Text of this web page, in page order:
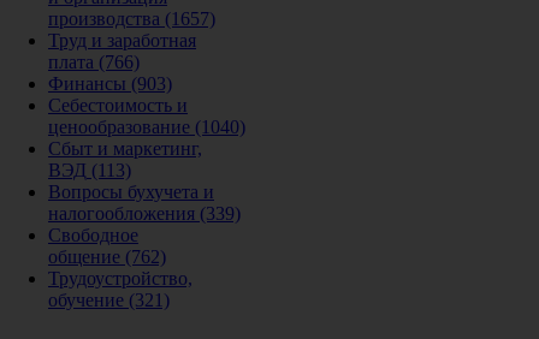
производства (1657)
Труд и заработная
плата (766)
Финансы (903)
Себестоимость и
ценообразование (1040)
Сбыт и маркетинг,
ВЭД (113)
Вопросы бухучета и
налогообложения (339)
Свободное
общение (762)
Трудоустройство,
обучение (321)